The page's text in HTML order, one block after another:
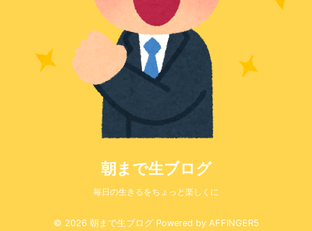
朝まで生ブログ
毎日の生きるをちょっと楽しくに
© 2026 朝まで生ブログ Powered by AFFINGER5